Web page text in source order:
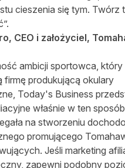
cieszenia się tym. Twórz
CEO i założyciel,
ambicji sportowca, który
firmę produkującą okulary
Today's Business
właśnie w ten
na stworzeniu
promującego
Jeśli marketing
zapewni podobny